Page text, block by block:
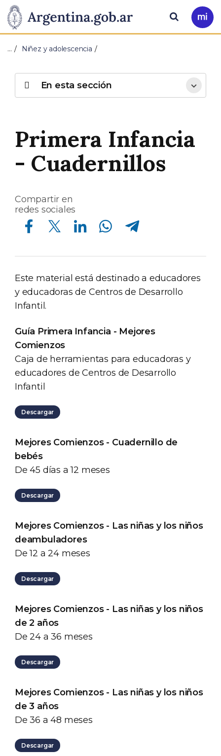
Presidencia
de
Nación
Pasar al contenido principal
Ir
a
Buscar
… Niñez y adolescencia
Primera Infancia
- Cuadernillos
Compartir en
redes sociales
Compartir en Facebook Compartir en Twitter Compartir en Linkedin Compartir en Whatsapp Compartir en Telegram
Este material está destinado a educadores
y educadoras de Centros de Desarrollo
Infantil.
Guía Primera Infancia - Mejores
Comienzos
Caja de herramientas para educadoras y
educadores de Centros de Desarrollo
Infantil
Descargar
Mejores Comienzos - Cuadernillo de
bebés
De 45 días a 12 meses
Descargar
Mejores Comienzos - Las niñas y los niños
deambuladores
De 12 a 24 meses
Descargar
Mejores Comienzos - Las niñas y los niños
de 2 años
De 24 a 36 meses
Descargar
Mejores Comienzos - Las niñas y los niños
de 3 años
De 36 a 48 meses
Descargar
En esta sección